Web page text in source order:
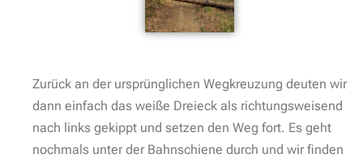
Zurück an der ursprünglichen Wegkreuzung deuten wir
dann einfach das weiße Dreieck als richtungsweisend
nach links gekippt und setzen den Weg fort. Es geht
nochmals unter der Bahnschiene durch und wir finden